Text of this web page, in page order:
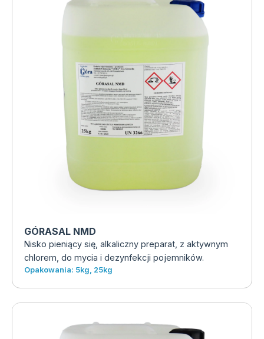
GÓRASAL NMD
Nisko pieniący się, alkaliczny preparat, z aktywnym
chlorem, do mycia i dezynfekcji pojemników.
Opakowania: 5kg, 25kg